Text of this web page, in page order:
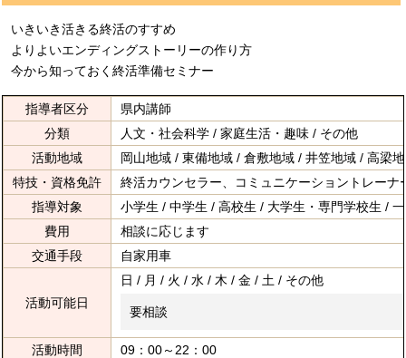
いきいき活きる終活のすすめ
よりよいエンディングストーリーの作り方
今から知っておく終活準備セミナー
指導者区分
県内講師
分類
人文・社会科学 / 家庭生活・趣味 / その他
活動地域
岡山地域 / 東備地域 / 倉敷地域 / 井笠地域 / 高梁
特技・資格免許
終活カウンセラー、コミュニケーショントレー
指導対象
小学生 / 中学生 / 高校生 / 大学生・専門学校生 /
費用
相談に応じます
交通手段
自家用車
活動可能日
日 / 月 / 火 / 水 / 木 / 金 / 土 / その他
要相談
活動時間 09：00～22：00